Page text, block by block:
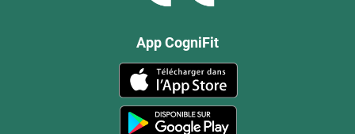
App CogniFit